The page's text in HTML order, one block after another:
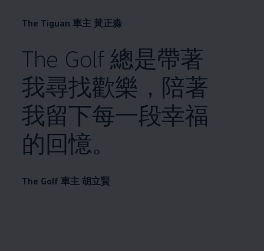
The Tiguan 車主 黃正淼
The Golf 總是帶著
我尋找歡樂，陪著
我留下每一段幸福
的回憶。
The Golf 車主 胡立賢